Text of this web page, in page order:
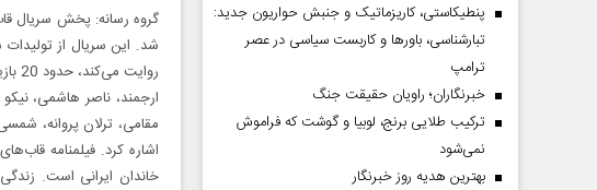
شد. این سریال از
ارجمند، ناصر هاشمی،
مقامی، ترلان پروانه،
اشاره کرد. فیلمنامه
خاندان ایرانی است.
پنطیکاستی، کاریزماتیک و جنبش حواریون جدید:
تبارشناسی، باور‌ها و کاربست سیاسی در عصر
ترامپ
خبرنگاران؛ راویان حقیقت جنگ
ترکیب طلایی برنج، لوبیا و گوشت که فراموش
نمی‌شود
بهترین هدیه روز خبرنگار